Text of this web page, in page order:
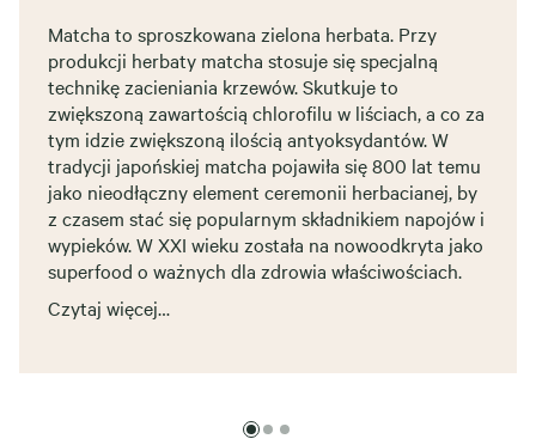
Matcha to sproszkowana zielona herbata. Przy
produkcji herbaty matcha stosuje się specjalną
technikę zacieniania krzewów. Skutkuje to
zwiększoną zawartością chlorofilu w liściach, a co za
tym idzie zwiększoną ilością antyoksydantów. W
tradycji japońskiej matcha pojawiła się 800 lat temu
jako nieodłączny element ceremonii herbacianej, by
z czasem stać się popularnym składnikiem napojów i
wypieków. W XXI wieku została na nowoodkryta jako
superfood o ważnych dla zdrowia właściwościach.
Czytaj więcej…